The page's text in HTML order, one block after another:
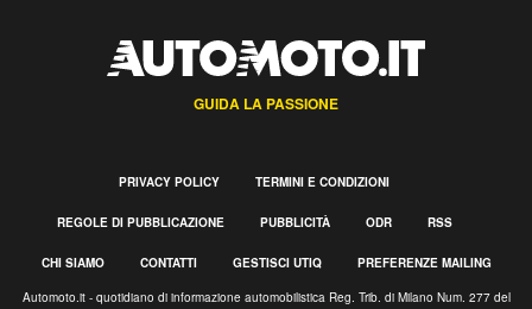
GUIDA LA PASSIONE
PRIVACY POLICY TERMINI E CONDIZIONI
REGOLE DI PUBBLICAZIONE PUBBLICITÀ ODR RSS
CHI SIAMO CONTATTI GESTISCI UTIQ PREFERENZE MAILING
Automoto.it - quotidiano di informazione automobilistica Reg. Trib. di Milano Num. 277 del